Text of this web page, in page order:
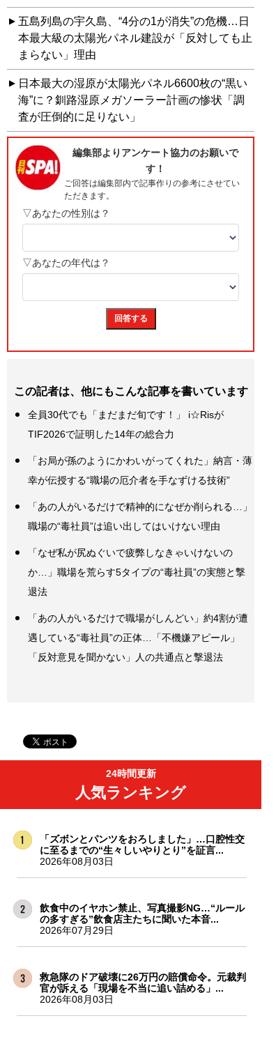
五島列島の宇久島、“4分の1が消失”の危機…日
本最大級の太陽光パネル建設が「反対しても止
まらない」理由
日本最大の湿原が太陽光パネル6600枚の“黒い
海”に？釧路湿原メガソーラー計画の惨状「調
査が圧倒的に足りない」
この記者は、他にもこんな記事を書いています
全員30代でも「まだまだ旬です！」 i☆Risが
TIF2026で証明した14年の総合力
「お局が孫のようにかわいがってくれた」納言・薄
幸が伝授する“職場の厄介者を手なずける技術”
「あの人がいるだけで精神的になぜか削られる…」
職場の“毒社員”は追い出してはいけない理由
「なぜ私が尻ぬぐいで疲弊しなきゃいけないの
か…」職場を荒らす5タイプの“毒社員”の実態と撃
退法
「あの人がいるだけで職場がしんどい」約4割が遭
遇している“毒社員”の正体…「不機嫌アピール」
「反対意見を聞かない」人の共通点と撃退法
24時間更新
人気ランキング
「ズボンとパンツをおろしました」…口腔性交
に至るまでの“生々しいやりとり”を証言...
2026年08月03日
飲食中のイヤホン禁止、写真撮影NG…“ルール
の多すぎる”飲食店主たちに聞いた本音...
2026年07月29日
救急隊のドア破壊に26万円の賠償命令。元裁判
官が訴える「現場を不当に追い詰める」...
2026年08月03日